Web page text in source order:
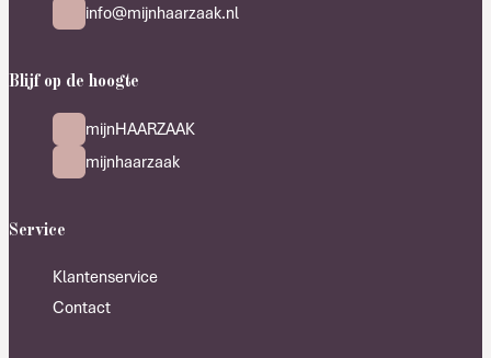
info@mijnhaarzaak.nl
Blijf op de hoogte
mijnHAARZAAK
mijnhaarzaak
Service
Klantenservice
Contact